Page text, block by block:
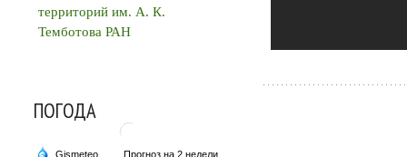
территорий им. А. К.
Темботова РАН
ПОГОДА